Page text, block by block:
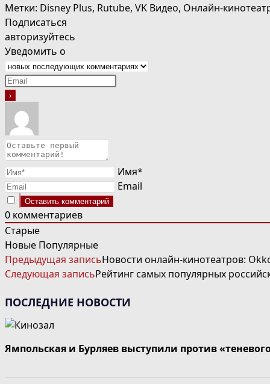
Метки: Disney Plus, Rutube, VK Видео, Онлайн-
Подписаться
авторизуйтесь
Уведомить о
Имя*
Email
0 комментариев
Старые
Новые Популярные
ЧИТАТЬ
ДАЛЕЕ
СТАТЬИ
Предыдущая записьНовости онлайн-кинотеатров:
Следующая записьРейтинг самых популярных
ПОСЛЕДНИЕ НОВОСТИ
Ямпольская и Бурляев выступили против